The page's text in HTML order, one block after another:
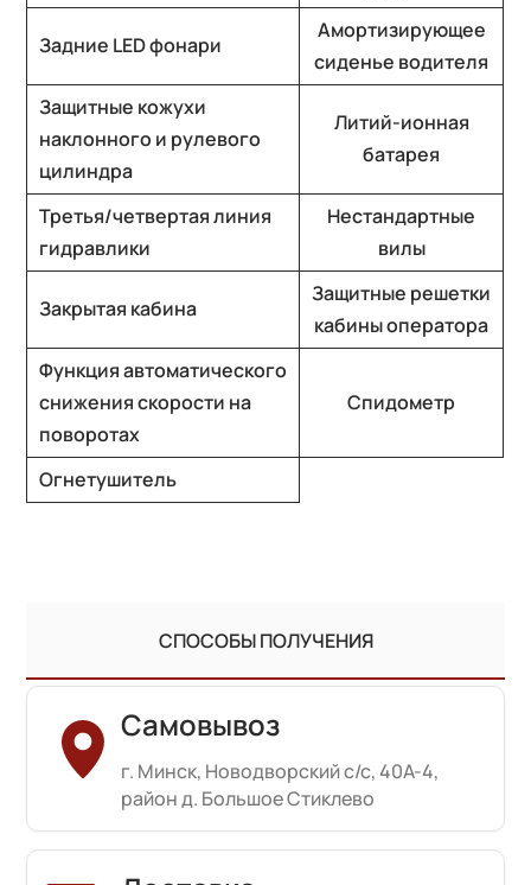
Задние LED фонари
Амортизирующее
сиденье водителя
Защитные кожухи
наклонного и рулевого
цилиндра
Литий-ионная
батарея
Третья/четвертая линия
гидравлики
Нестандартные
вилы
Закрытая кабина
Защитные решетки
кабины оператора
Функция автоматического
снижения скорости на
поворотах
Спидометр
Огнетушитель
СПОСОБЫ ПОЛУЧЕНИЯ
Самовывоз
г. Минск, Новодворский с/с, 40А-4,
район д. Большое Стиклево